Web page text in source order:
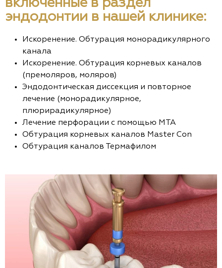
включенные в раздел
эндодонтии в нашей клинике:
Искоренение. Обтурация монорадикулярного
канала
Искоренение. Обтурация корневых каналов
(премоляров, моляров)
Эндодонтическая диссекция и повторное
лечение (монорадикулярное,
плюрирадикулярное)
Лечение перфорации с помощью МТА
Обтурация корневых каналов Master Con
Обтурация каналов Термафилом